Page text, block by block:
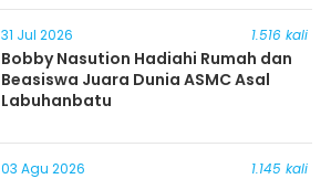
31 Jul 2026 1.516 kali
Bobby Nasution Hadiahi Rumah dan
Beasiswa Juara Dunia ASMC Asal
Labuhanbatu
03 Agu 2026 1.145 kali